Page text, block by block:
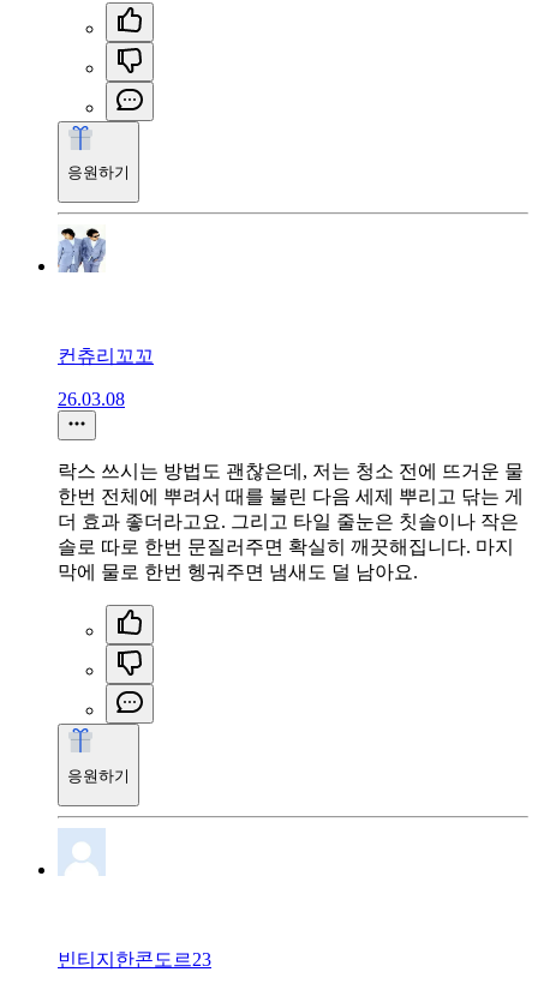
응원하기
컨츄리꼬꼬
26.03.08
락스 쓰시는 방법도 괜찮은데, 저는 청소 전에 뜨거운 물
한번 전체에 뿌려서 때를 불린 다음 세제 뿌리고 닦는 게
더 효과 좋더라고요. 그리고 타일 줄눈은 칫솔이나 작은
솔로 따로 한번 문질러주면 확실히 깨끗해집니다. 마지
막에 물로 한번 헹궈주면 냄새도 덜 남아요.
응원하기
빈티지한콘도르23